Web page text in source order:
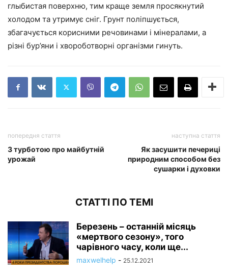
глыбистая поверхню, тим краще земля просякнутий
холодом та утримує сніг. Грунт поліпшується,
збагачується корисними речовинами і мінералами, а
різні бур’яни і хвороботворні організми гинуть.
попередня стаття
З турботою про майбутній
урожай
наступна стаття
Як засушити печериці
природним способом без
сушарки і духовки
СТАТТІ ПО ТЕМІ
Березень – останній місяць
«мертвого сезону», того
чарівного часу, коли ще...
maxwelhelp - 25.12.2021